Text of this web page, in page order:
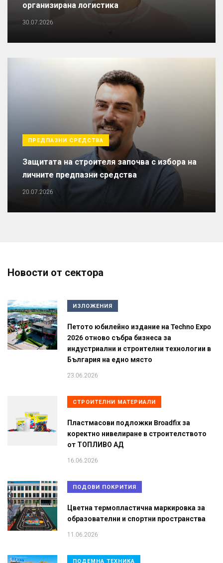
организирана логистика
30.07.2026
ПРЕДПАЗНИ СРЕДСТВА
Защитата на строителя започва с избора на
личните предпазни средства
20.07.2026
Новости от сектора
ИЗЛОЖЕНИЯ
Петото юбилейно издание на Techno Expo
2026 отново събра бизнеса за
индустриални и строителни технологии в
България на едно място
23.06.2026
СТРОИТЕЛНИ МАТЕРИАЛИ
Пластмасови подложки Broadfix за
коректно нивелиране в строителството
от ТОПЛИВО АД
16.06.2026
ПОДОВИ ПОКРИТИЯ
Цветна термопластична маркировка за
образователни и спортни пространства
11.06.2026
ПОДЕМНА ТЕХНИКА